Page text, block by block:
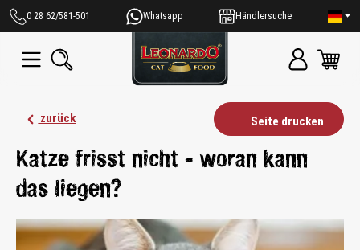
springen
0 28 62/581-501 Whatsapp Händlersuche
Seite drucken
zurück
Katze frisst nicht - woran kann
das liegen?